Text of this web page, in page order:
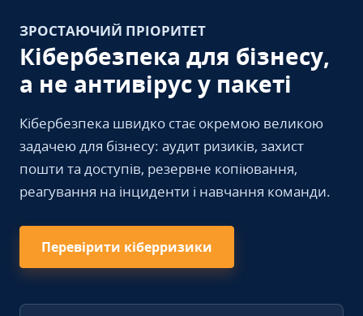
ЗРОСТАЮЧИЙ ПРІОРИТЕТ
Кібербезпека для бізнесу,
а не антивірус у пакеті
Кібербезпека швидко стає окремою великою
задачею для бізнесу: аудит ризиків, захист
пошти та доступів, резервне копіювання,
реагування на інциденти і навчання команди.
Перевірити кіберризики